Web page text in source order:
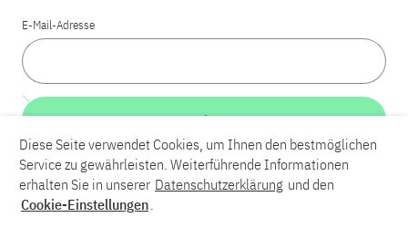
LinkedInBlueskyYouTube
E-Mail-Adresse
Weiter
Diese Seite verwendet Cookies, um Ihnen den bestmöglichen
Service zu gewährleisten. Weiterführende Informationen
erhalten Sie in unserer Datenschutzerklärung und den
Cookie-Einstellungen.